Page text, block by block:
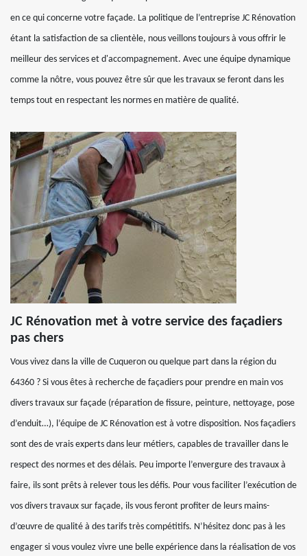
en ce qui concerne votre façade. La politique de l’entreprise JC Rénovation
étant la satisfaction de sa clientèle, nous veillons toujours à vous offrir le
meilleur des services et d'accompagnement. Avec une équipe dynamique
comme la nôtre, vous pouvez être sûr que les travaux se feront dans les
temps tout en respectant les normes en matière de qualité.
JC Rénovation met à votre service des façadiers
pas chers
Vous vivez dans la ville de Cuqueron ou quelque part dans la région du
64360 ? Si vous êtes à recherche de façadiers pour prendre en main vos
divers travaux sur façade (réparation de fissure, peinture, nettoyage, pose
d’enduit…), l’équipe de JC Rénovation est à votre disposition. Nos façadiers
sont des de vrais experts dans leur métiers, capables de travailler dans le
respect des normes et des délais. Peu importe l’envergure des travaux à
faire, ils sont prêts à relever tous les défis. Pour vous faciliter l’exécution de
vos divers travaux sur façade, ils vous feront profiter de leurs mains-
d’œuvre de qualité à des tarifs très compétitifs. N’hésitez donc pas à les
engager si vous voulez vivre une belle expérience dans la réalisation de vos